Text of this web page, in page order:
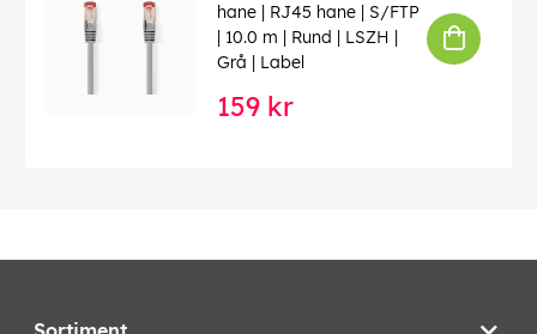
hane | RJ45 hane | S/FTP
| 10.0 m | Rund | LSZH |
Grå | Label
159 kr